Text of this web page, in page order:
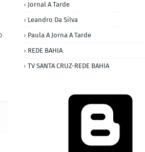
Jornal A Tarde
Leandro Da Silva
Paula A Jorna A Tarde
REDE BAHIA
TV SANTA CRUZ-REDE BAHIA